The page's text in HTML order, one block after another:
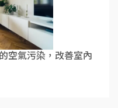
空氣污染，改善室內